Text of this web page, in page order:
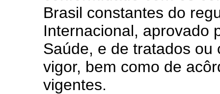
Brasil constantes do
Internacional, aprovado
Saúde, e de tratados
vigor, bem como de
vigentes.